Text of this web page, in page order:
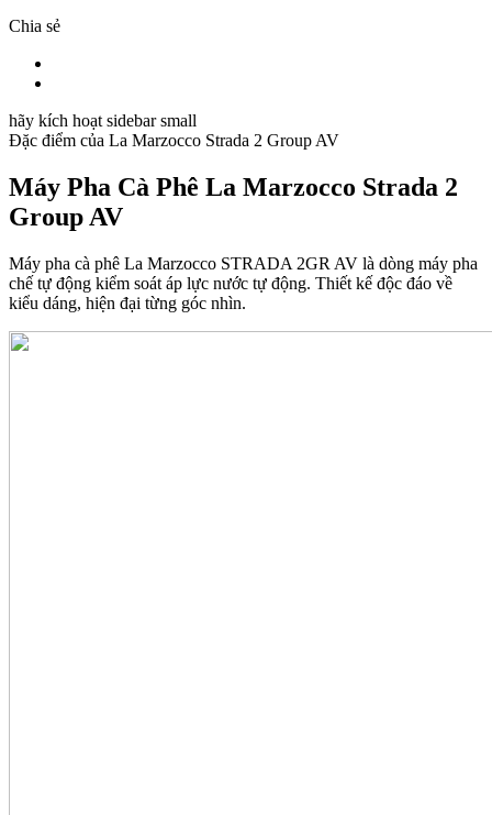
Chia sẻ
hãy kích hoạt sidebar small
Đặc điểm của La Marzocco Strada 2 Group AV
Máy Pha Cà Phê La Marzocco Strada 2
Group AV
Máy pha cà phê La Marzocco STRADA 2GR AV là dòng máy pha
chế tự động kiểm soát áp lực nước tự động. Thiết kế độc đáo về
kiểu dáng, hiện đại từng góc nhìn.